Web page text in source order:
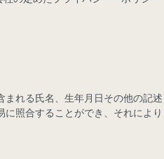
まれる氏名、生年月日その他の記述
照合することができ、それにより